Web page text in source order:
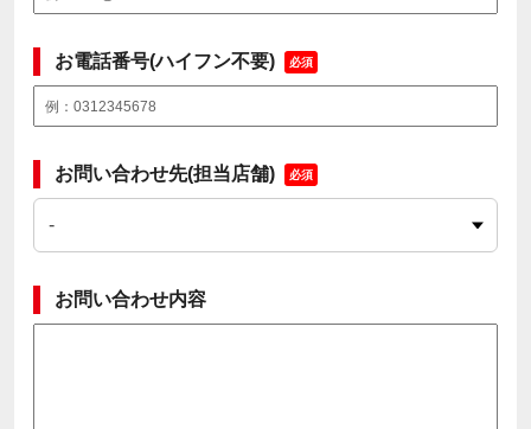
お電話番号(ハイフン不要) 必須
お問い合わせ先(担当店舗) 必須
お問い合わせ内容